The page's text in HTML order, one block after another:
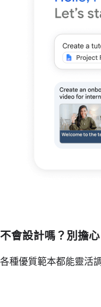
不會設計嗎？別擔心
各種優質範本都能靈活